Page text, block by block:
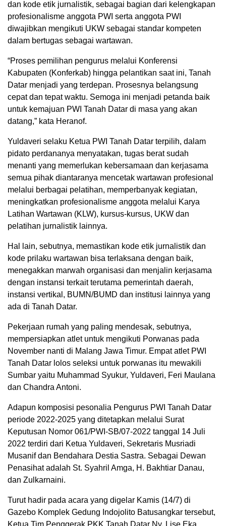
dan kode etik jurnalistik, sebagai bagian dari kelengkapan
profesionalisme anggota PWI serta anggota PWI
diwajibkan mengikuti UKW sebagai standar kompeten
dalam bertugas sebagai wartawan.
“Proses pemilihan pengurus melalui Konferensi
Kabupaten (Konferkab) hingga pelantikan saat ini, Tanah
Datar menjadi yang terdepan. Prosesnya belangsung
cepat dan tepat waktu. Semoga ini menjadi petanda baik
untuk kemajuan PWI Tanah Datar di masa yang akan
datang,” kata Heranof.
Yuldaveri selaku Ketua PWI Tanah Datar terpilih, dalam
pidato perdananya menyatakan, tugas berat sudah
menanti yang memerlukan kebersamaan dan kerjasama
semua pihak diantaranya mencetak wartawan profesional
melalui berbagai pelatihan, memperbanyak kegiatan,
meningkatkan profesionalisme anggota melalui Karya
Latihan Wartawan (KLW), kursus-kursus, UKW dan
pelatihan jurnalistik lainnya.
Hal lain, sebutnya, memastikan kode etik jurnalistik dan
kode prilaku wartawan bisa terlaksana dengan baik,
menegakkan marwah organisasi dan menjalin kerjasama
dengan instansi terkait terutama pemerintah daerah,
instansi vertikal, BUMN/BUMD dan institusi lainnya yang
ada di Tanah Datar.
Pekerjaan rumah yang paling mendesak, sebutnya,
mempersiapkan atlet untuk mengikuti Porwanas pada
November nanti di Malang Jawa Timur. Empat atlet PWI
Tanah Datar lolos seleksi untuk porwanas itu mewakili
Sumbar yaitu Muhammad Syukur, Yuldaveri, Feri Maulana
dan Chandra Antoni.
Adapun komposisi pesonalia Pengurus PWI Tanah Datar
periode 2022-2025 yang ditetapkan melalui Surat
Keputusan Nomor 061/PWI-SB/07-2022 tanggal 14 Juli
2022 terdiri dari Ketua Yuldaveri, Sekretaris Musriadi
Musanif dan Bendahara Destia Sastra. Sebagai Dewan
Penasihat adalah St. Syahril Amga, H. Bakhtiar Danau,
dan Zulkarnaini.
Turut hadir pada acara yang digelar Kamis (14/7) di
Gazebo Komplek Gedung Indojolito Batusangkar tersebut,
Ketua Tim Penggerak PKK Tanah Datar Ny. Lise Eka